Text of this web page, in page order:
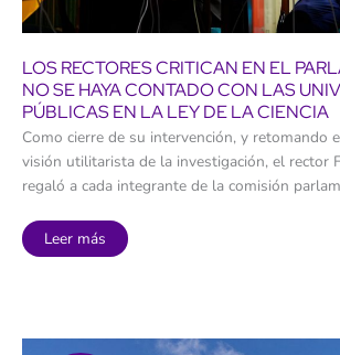
LOS RECTORES CRITICAN EN EL
NO SE HAYA CONTADO CON LAS
PÚBLICAS EN LA LEY DE LA CIENCIA
Como cierre de su intervención, y retomando
visión utilitarista de la investigación, el rector
regaló a cada integrante de la comisión
Los
rectores
no
Leer más